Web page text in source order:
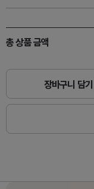
총 상품 금액
장바구니 담기